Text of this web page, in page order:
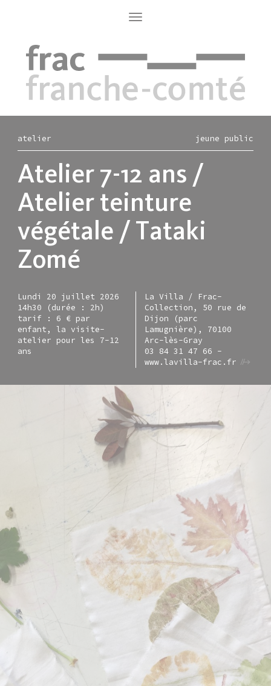
Toggle
navigation
atelier jeune public
Atelier 7-12 ans /
Atelier teinture
végétale / Tataki
Zomé
Lundi 20 juillet 2026
14h30 (durée : 2h)
tarif : 6 € par
enfant, la visite-
atelier pour les 7-12
ans
La Villa / Frac-
Collection, 50 rue de
Dijon (parc
Lamugnière), 70100
Arc-lès-Gray
03 84 31 47 66 -
www.lavilla-frac.fr